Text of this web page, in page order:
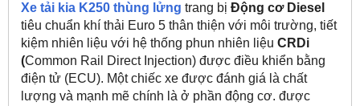
Xe tải kia K250 thùng lửng trang bị Động cơ Diesel
tiêu chuẩn khí thải Euro 5 thân thiện với môi trường, tiết
kiệm nhiên liệu với hệ thống phun nhiên liệu CRDi
(Common Rail Direct Injection) được điều khiển bằng
điện tử (ECU). Một chiếc xe được đánh giá là chất
lượng và mạnh mẽ chính là ở phần động cơ. được